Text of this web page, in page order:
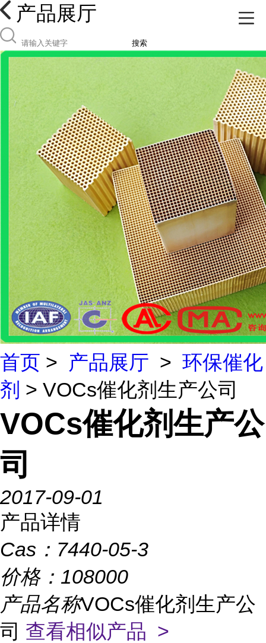
产品展厅
搜索
首页 > 产品展厅 > 环保催化
剂 > VOCs催化剂生产公司
VOCs催化剂生产公
司
2017-09-01
产品详情
Cas： 7440-05-3
价格： 108000
产品名称VOCs催化剂生产公
司 查看相似产品 >